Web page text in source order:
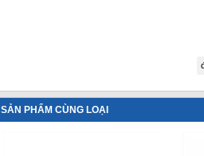
SẢN PHẨM CÙNG LOẠI